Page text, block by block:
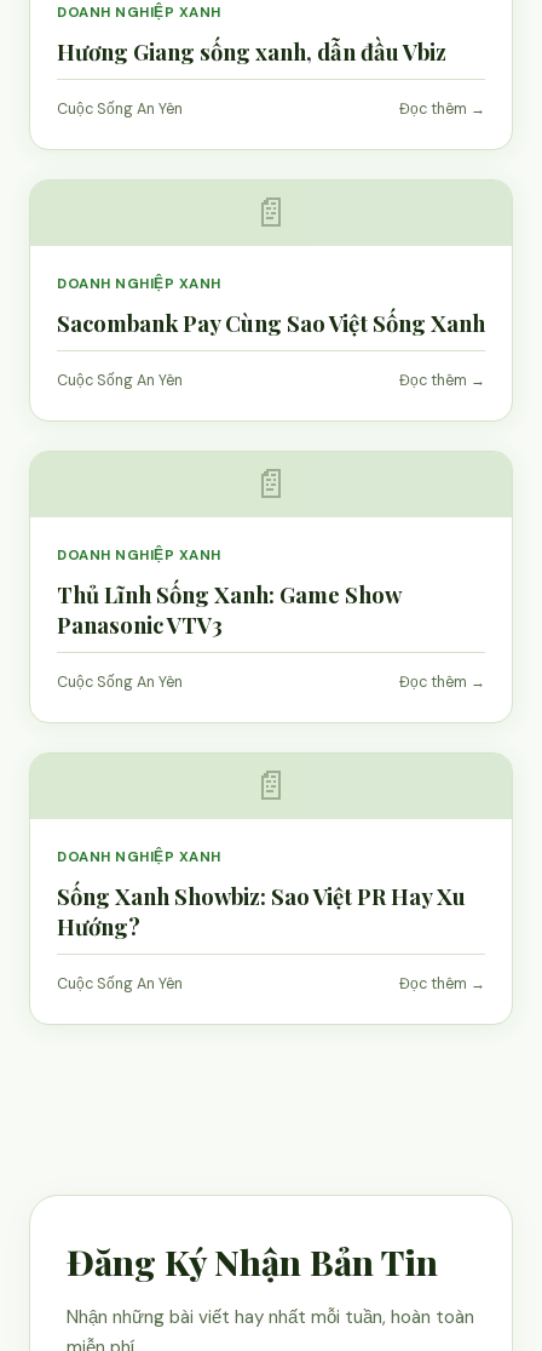
DOANH NGHIỆP XANH
Hương Giang sống xanh, dẫn đầu Vbiz
Cuộc Sống An Yên Đọc thêm →
📄
DOANH NGHIỆP XANH
Sacombank Pay Cùng Sao Việt Sống Xanh
Cuộc Sống An Yên Đọc thêm →
📄
DOANH NGHIỆP XANH
Thủ Lĩnh Sống Xanh: Game Show
Panasonic VTV3
Cuộc Sống An Yên Đọc thêm →
📄
DOANH NGHIỆP XANH
Sống Xanh Showbiz: Sao Việt PR Hay Xu
Hướng?
Cuộc Sống An Yên Đọc thêm →
Đăng Ký Nhận Bản Tin
Nhận những bài viết hay nhất mỗi tuần, hoàn toàn